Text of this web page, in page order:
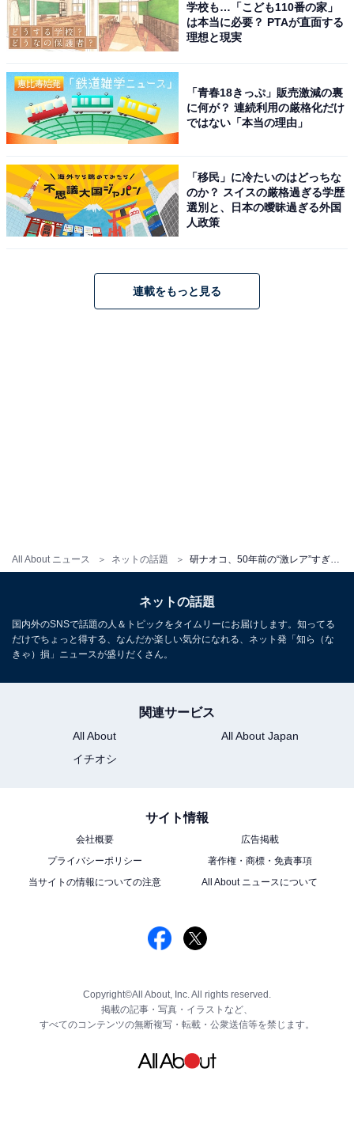
All About ニュース ネットの話題
学校も…「こども110番の家」
は本当に必要？ PTAが直面する
理想と現実
「青春18きっぷ」販売激減の裏
に何が？ 連続利用の厳格化だけ
ではない「本当の理由」
「移民」に冷たいのはどっちな
のか？ スイスの厳格過ぎる学歴
選別と、日本の曖昧過ぎる外国
人政策
連載をもっと見る
ネットの話題
国内外のSNSで話題の人＆トピックをタイムリーにお届けします。知ってる
だけでちょっと得する、なんだか楽しい気分になれる、ネット発「知ら（な
きゃ）損」ニュースが盛りだくさん。
関連サービス
All About
All About Japan
イチオシ
サイト情報
会社概要
広告掲載
プライバシーポリシー
著作権・商標・免責事項
当サイトの情報についての注意
All About ニュースについて
Copyright©All About, Inc. All rights reserved.
掲載の記事・写真・イラストなど、
すべてのコンテンツの無断複写・転載・公衆送信等を禁じます。